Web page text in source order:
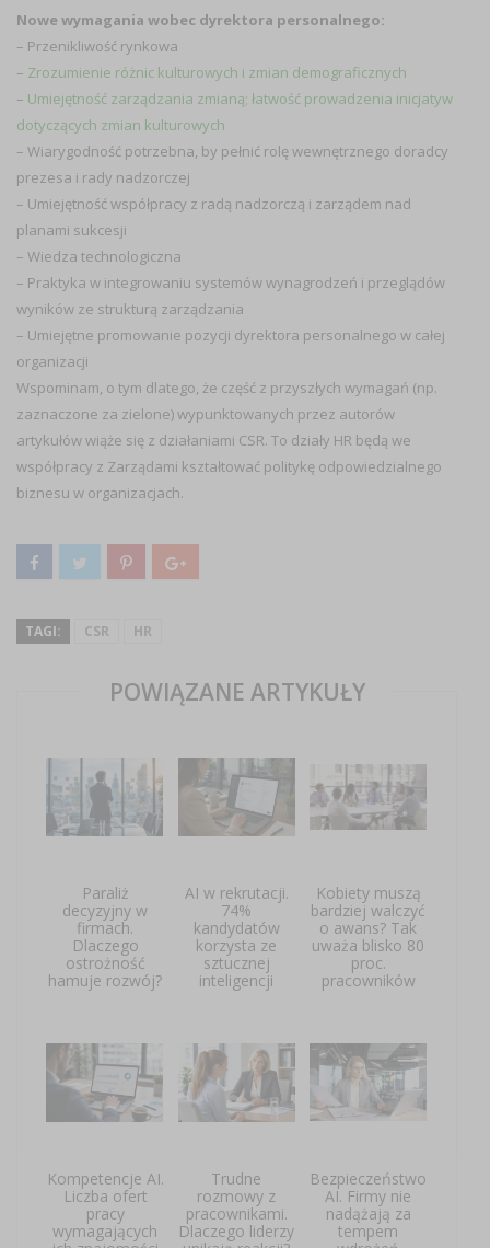
Nowe wymagania wobec dyrektora personalnego:
– Przenikliwość rynkowa
– Zrozumienie różnic kulturowych i zmian demograficznych
– Umiejętność zarządzania zmianą; łatwość prowadzenia inicjatyw
dotyczących zmian kulturowych
– Wiarygodność potrzebna, by pełnić rolę wewnętrznego doradcy
prezesa i rady nadzorczej
– Umiejętność współpracy z radą nadzorczą i zarządem nad
planami sukcesji
– Wiedza technologiczna
– Praktyka w integrowaniu systemów wynagrodzeń i przeglądów
wyników ze strukturą zarządzania
– Umiejętne promowanie pozycji dyrektora personalnego w całej
organizacji
Wspominam, o tym dlatego, że część z przyszłych wymagań (np.
zaznaczone za zielone) wypunktowanych przez autorów
artykułów wiąże się z działaniami CSR. To działy HR będą we
współpracy z Zarządami kształtować politykę odpowiedzialnego
biznesu w organizacjach.
TAGI: CSR HR
POWIĄZANE ARTYKUŁY
Paraliż
decyzyjny w
firmach.
Dlaczego
ostrożność
hamuje rozwój?
AI w rekrutacji.
74%
kandydatów
korzysta ze
sztucznej
inteligencji
Kobiety muszą
bardziej walczyć
o awans? Tak
uważa blisko 80
proc.
pracowników
Kompetencje AI.
Liczba ofert
pracy
wymagających
Trudne
rozmowy z
pracownikami.
Dlaczego liderzy
Bezpieczeństwo
AI. Firmy nie
nadążają za
tempem